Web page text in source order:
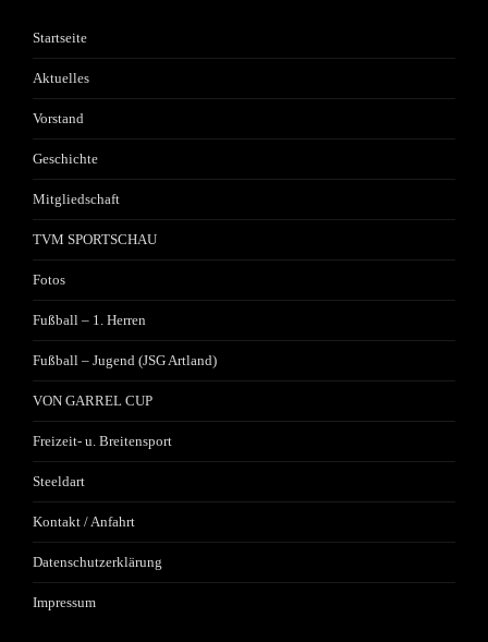
Startseite
Aktuelles
Vorstand
Geschichte
Mitgliedschaft
TVM SPORTSCHAU
Fotos
Fußball – 1. Herren
Fußball – Jugend (JSG Artland)
VON GARREL CUP
Freizeit- u. Breitensport
Steeldart
Kontakt / Anfahrt
Datenschutzerklärung
Impressum